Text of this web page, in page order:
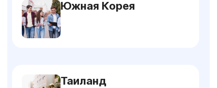
Южная Корея
Таиланд